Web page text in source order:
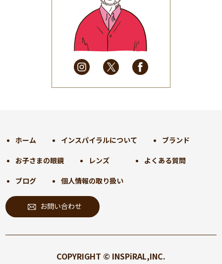
2025年6月(48)
2025年5月
(41)
2025年4月
(32)
2025年3月(31)
2025年2月
(28)
2025年1月
(34)
2024年9月(30)
2024年7月(31)
2024年6月(30)
2024年5月
2024年4月 (32)
2024年2月(31)
2024年1月(45)
ホーム インスパイラルについて ブランド
お子さまの眼鏡 レンズ よくある質問
ブログ 個人情報の取り扱い
お問い合わせ
COPYRIGHT © INSPiRAL,INC.